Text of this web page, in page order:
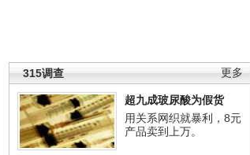
更多
315调查
超九成玻尿酸为假货
用关系网织就暴利，8元
产品卖到上万。